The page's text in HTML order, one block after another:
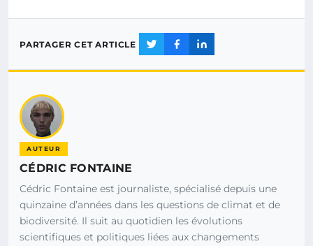
PARTAGER CET ARTICLE
AUTEUR
CÉDRIC FONTAINE
Cédric Fontaine est journaliste, spécialisé depuis une
quinzaine d’années dans les questions de climat et de
biodiversité. Il suit au quotidien les évolutions
scientifiques et politiques liées aux changements